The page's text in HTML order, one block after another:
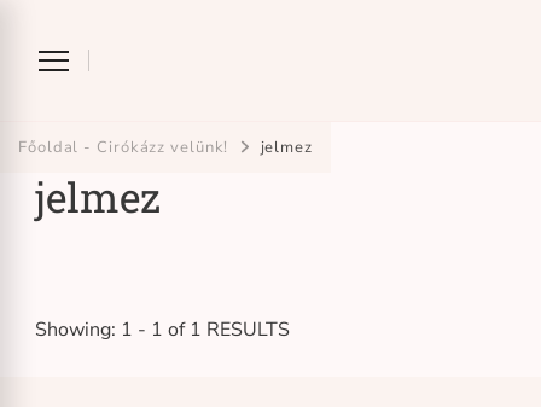
Főoldal - Cirókázz velünk! jelmez
jelmez
Showing: 1 - 1 of 1 RESULTS